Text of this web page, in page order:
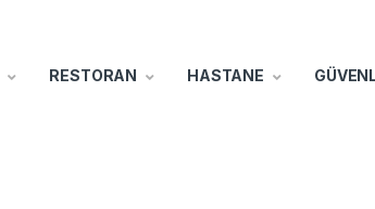
RESTORAN HASTANE